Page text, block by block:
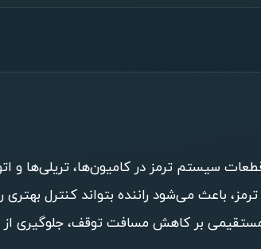
سیستم ترمز در کامیون‌ها، تریلی‌ها
باعث می‌شود راننده بتواند کنترل
بر کاهش مسافت توقف، جلوگیری از